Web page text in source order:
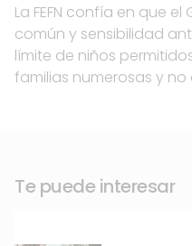
La FEFN confía en que
común y sensibilidad
límite de niños
familias numerosas y
Te puede interesar